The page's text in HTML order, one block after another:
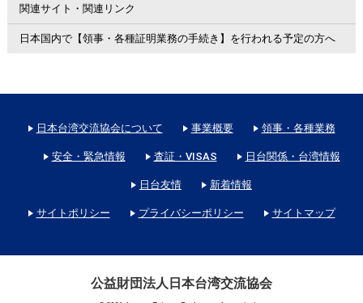
関連サイト・関連リンク
日本国内で【領事・各種証明業務の手続き】を行われる予定の方へ
日本台湾交流協会について 事業概要 領事・各種業務
安全・緊急情報 査証・VISAS 日台関係・台湾情報
日台友情 新着情報
サイトポリシー プライバシーポリシー サイトマップ
公益財団法人日本台湾交流協会